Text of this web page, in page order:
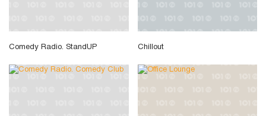
Comedy Radio. StandUP Chillout